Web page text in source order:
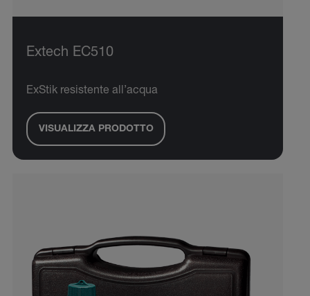
Extech EC510
ExStik resistente all’acqua
VISUALIZZA PRODOTTO